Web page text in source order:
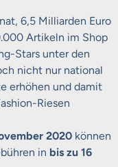
6,5 Milliarden Euro
Artikeln im Shop
Stars unter den
nicht nur national
erhöhen und damit
Riesen
2020 können
in bis zu 16